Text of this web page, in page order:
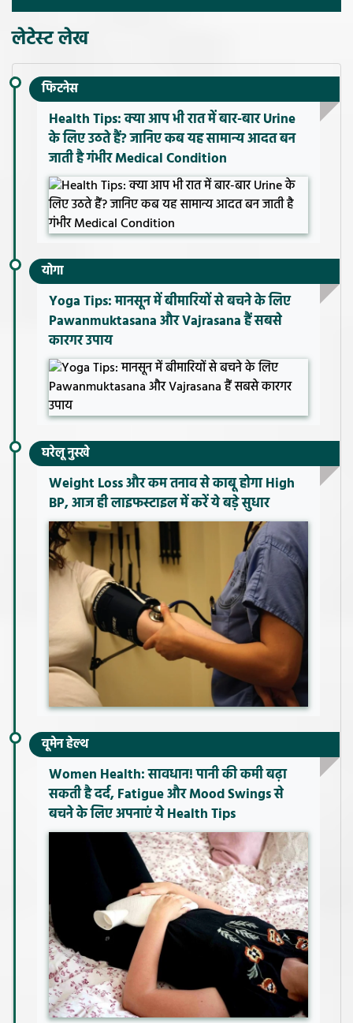
लेटेस्ट लेख
फिटनेस
Health Tips: क्या आप भी रात में बार-बार Urine
के लिए उठते हैं? जानिए कब यह सामान्य आदत बन
जाती है गंभीर Medical Condition
योगा
Yoga Tips: मानसून में बीमारियों से बचने के लिए
Pawanmuktasana और Vajrasana हैं सबसे
कारगर उपाय
घरेलू नुस्खे
Weight Loss और कम तनाव से काबू होगा High
BP, आज ही लाइफस्टाइल में करें ये बड़े सुधार
वूमेन हेल्थ
Women Health: सावधान! पानी की कमी बढ़ा
सकती है दर्द, Fatigue और Mood Swings से
बचने के लिए अपनाएं ये Health Tips